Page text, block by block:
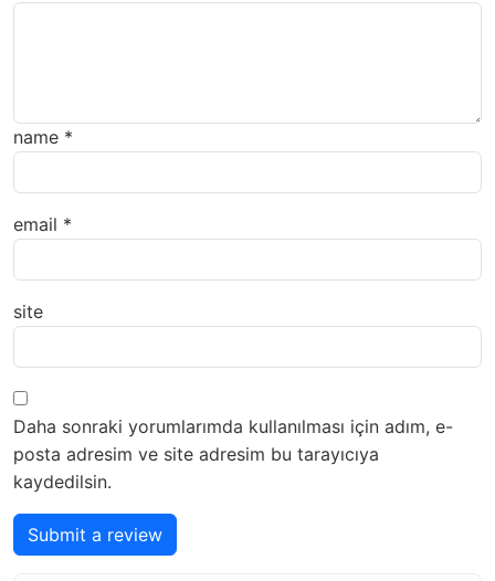
name *
email *
site
Daha sonraki yorumlarımda kullanılması için adım, e-
posta adresim ve site adresim bu tarayıcıya
kaydedilsin.
Submit a review